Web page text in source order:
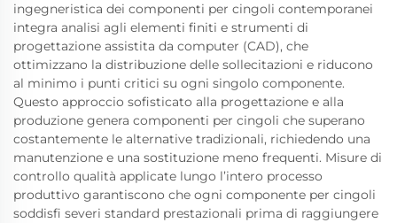
ingegneristica dei componenti per cingoli contemporanei
integra analisi agli elementi finiti e strumenti di
progettazione assistita da computer (CAD), che
ottimizzano la distribuzione delle sollecitazioni e riducono
al minimo i punti critici su ogni singolo componente.
Questo approccio sofisticato alla progettazione e alla
produzione genera componenti per cingoli che superano
costantemente le alternative tradizionali, richiedendo una
manutenzione e una sostituzione meno frequenti. Misure di
controllo qualità applicate lungo l’intero processo
produttivo garantiscono che ogni componente per cingoli
soddisfi severi standard prestazionali prima di raggiungere